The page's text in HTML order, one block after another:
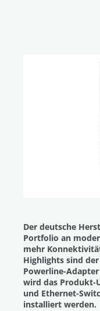
Der deutsche
Portfolio an
mehr
Highlights sind
Powerline-
wird das Produkt-
und Ethernet-
installiert werden.